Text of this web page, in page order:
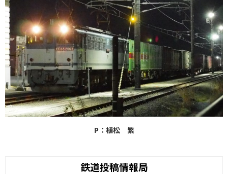
P：植松 繁
鉄道投稿情報局